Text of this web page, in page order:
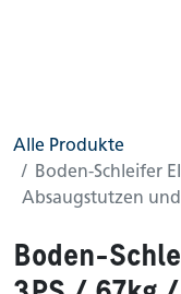
Alle Produkte
Boden-Schleifer
Absaugstutzen und
Boden-